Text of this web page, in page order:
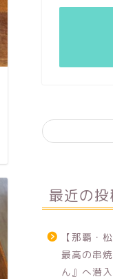
最近の投
【那覇・
最高の串
ん』へ潜入